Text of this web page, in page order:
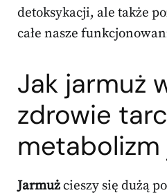
detoksykacji, ale także
całe nasze
Jak jarmuż
zdrowie
Jarmużcieszy się dużą